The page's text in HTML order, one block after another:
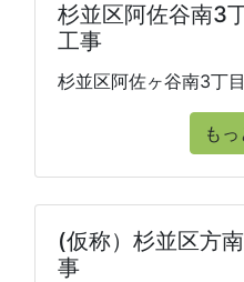
杉並区阿佐谷南3
工事
杉並区阿佐ヶ谷南3丁
も
(仮称）杉並区方
事